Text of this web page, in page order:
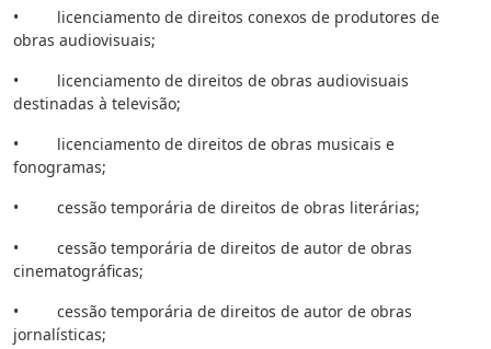
• licenciamento de direitos conexos de produtores de
obras audiovisuais;
• licenciamento de direitos de obras audiovisuais
destinadas à televisão;
• licenciamento de direitos de obras musicais e
fonogramas;
• cessão temporária de direitos de obras literárias;
• cessão temporária de direitos de autor de obras
cinematográficas;
• cessão temporária de direitos de autor de obras
jornalísticas;